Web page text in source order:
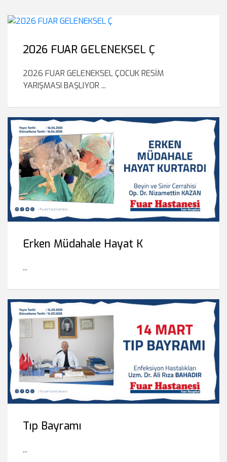
2026 FUAR GELENEKSEL Ç
2026 FUAR GELENEKSEL ÇOCUK RESİM
YARIŞMASI BAŞLIYOR ...
Erken Müdahale Hayat K
...
Tıp Bayramı
...